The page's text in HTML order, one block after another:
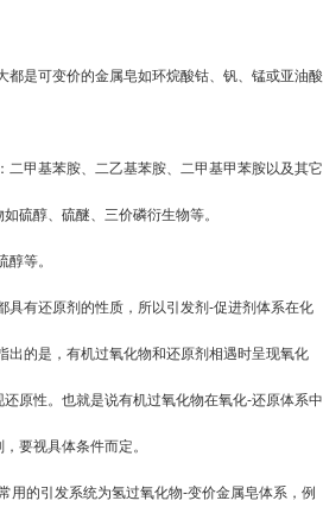
都是可变价的金属皂如环烷酸钴、钒、锰或亚油酸
二甲基苯胺、二乙基苯胺、二甲基甲苯胺以及其它
硫醇、硫醚、三价磷衍生物等。
等。
具有还原剂的性质，所以引发剂 -促进剂体系在化
出的是，有机过氧化物和还原剂相遇时呈现氧化
原性。也就是说有机过氧化物在氧化-还原体系中
要视具体条件而定。
用的引发系统为氢过氧化物-变价金属皂体系，例